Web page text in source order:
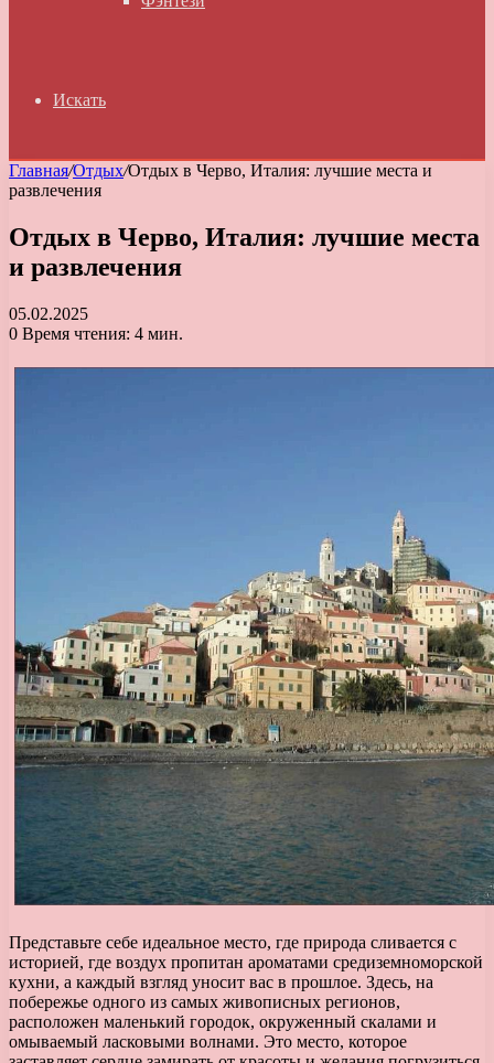
Искать
Главная/Отдых/Отдых в Черво, Италия: лучшие места и
развлечения
Отдых в Черво, Италия: лучшие места
и развлечения
05.02.2025
0 Время чтения: 4 мин.
Представьте себе идеальное место, где природа сливается с
историей, где воздух пропитан ароматами средиземноморской
кухни, а каждый взгляд уносит вас в прошлое. Здесь, на
побережье одного из самых живописных регионов,
расположен маленький городок, окруженный скалами и
омываемый ласковыми волнами. Это место, которое